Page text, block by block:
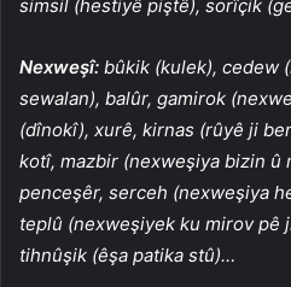
simsil (hestiyê piştê), sorîçik
Nexweşî: bûkik (kulek), cedew
sewalan), balûr, gamirok
(dînokî), xurê, kirnas (rûyê ji
kotî, mazbir (nexweşiya bizin û
penceşêr, serceh (nexweşiya
teplû (nexweşiyek ku mirov pê
tihnûşik (êşa patika stû)…